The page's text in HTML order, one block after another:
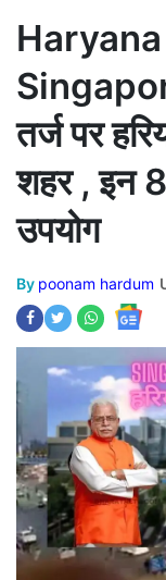
तर्ज पर
शहर , इन 8
उपयोग
By poonam hardum